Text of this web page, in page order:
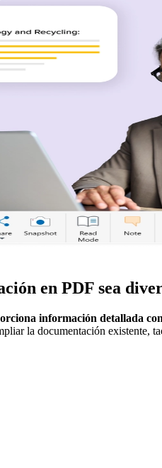
en PDF sea
información detallada
la documentación existente,